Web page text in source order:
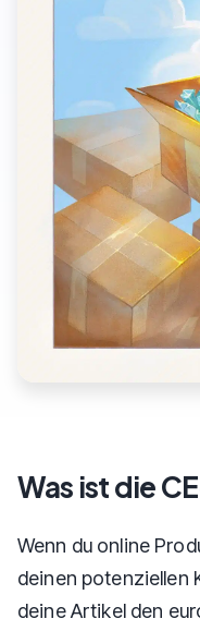
Was ist die
Wenn du online
deinen potenziellen
deine Artikel den